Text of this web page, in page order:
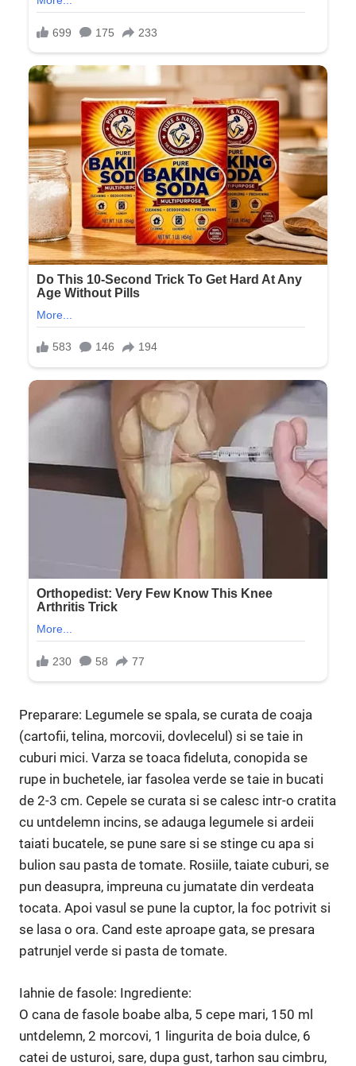
Preparare: Legumele se spala, se curata de coaja
(cartofii, telina, morcovii, dovlecelul) si se taie in
cuburi mici. Varza se toaca fideluta, conopida se
rupe in buchetele, iar fasolea verde se taie in bucati
de 2-3 cm. Cepele se curata si se calesc intr-o cratita
cu untdelemn incins, se adauga legumele si ardeii
taiati bucatele, se pune sare si se stinge cu apa si
bulion sau pasta de tomate. Rosiile, taiate cuburi, se
pun deasupra, impreuna cu jumatate din verdeata
tocata. Apoi vasul se pune la cuptor, la foc potrivit si
se lasa o ora. Cand este aproape gata, se presara
patrunjel verde si pasta de tomate.
Iahnie de fasole: Ingrediente:
O cana de fasole boabe alba, 5 cepe mari, 150 ml
unt­delemn, 2 mor­covi, 1 lingurita de boia dulce, 6
catei de usturoi, sare, dupa gust, tarhon sau cimbru,